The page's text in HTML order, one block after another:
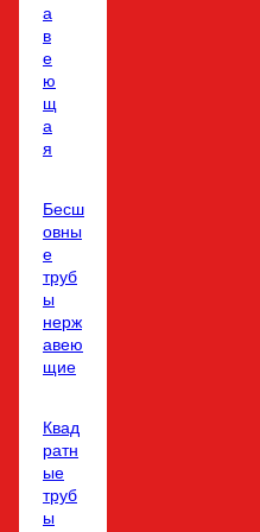
а
в
е
ю
щ
а
я
Бесш
овны
е
труб
ы
нерж
авею
щие
Квад
ратн
ые
труб
ы